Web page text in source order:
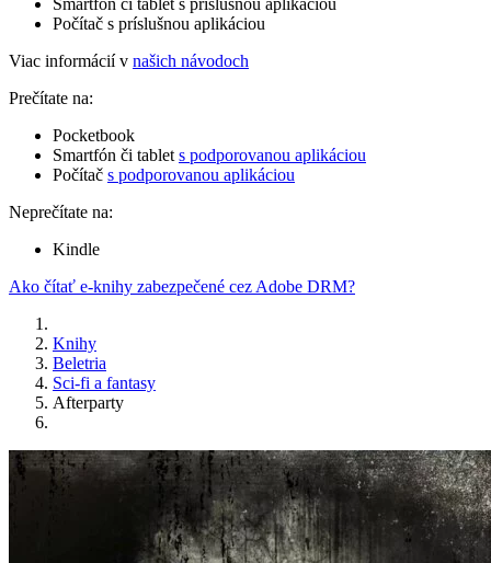
Smartfón či tablet s príslušnou aplikáciou
Počítač s príslušnou aplikáciou
Viac informácií v našich návodoch
Prečítate na:
Pocketbook
Smartfón či tablet s podporovanou aplikáciou
Počítač s podporovanou aplikáciou
Neprečítate na:
Kindle
Ako čítať e-knihy zabezpečené cez Adobe DRM?
Knihy
Beletria
Sci-fi a fantasy
Afterparty